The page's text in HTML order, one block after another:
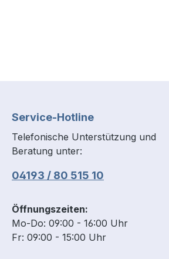
Service-Hotline
Telefonische Unterstützung und
Beratung unter:
04193 / 80 515 10
Öffnungszeiten:
Mo-Do: 09:00 - 16:00 Uhr
Fr: 09:00 - 15:00 Uhr